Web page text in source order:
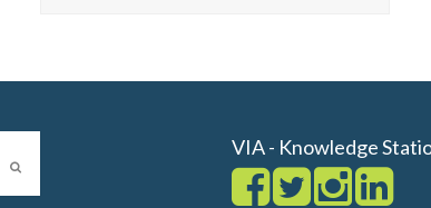
VIA - Knowledge